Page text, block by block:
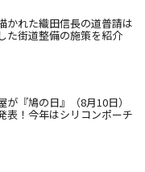
かれた織田信長の道普請は
た街道整備の施策を紹介
『鳩の日』（8月10日）
表！今年はシリコンポーチ